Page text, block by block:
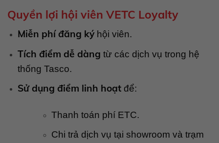
Quyền lợi hội viên VETC Loyalty
Miễn phí đăng ký hội viên.
Tích điểm dễ dàng từ các dịch vụ trong hệ
thống Tasco.
Sử dụng điểm linh hoạt để:
Thanh toán phí ETC.
Chi trả dịch vụ tại showroom và trạm